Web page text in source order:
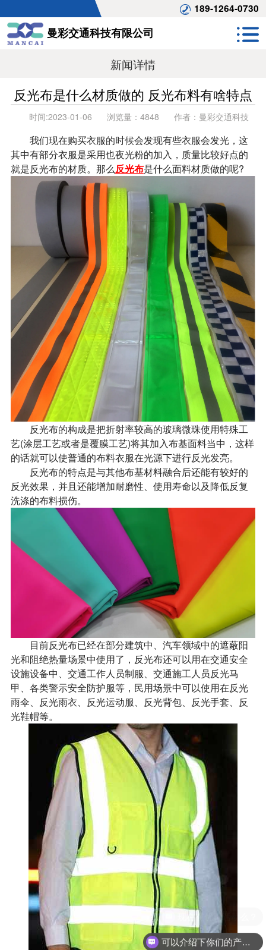
189-1264-0730
曼彩交通科技有限公司
新闻详情
反光布是什么材质做的 反光布料有啥特点
时间:2023-01-06 浏览量： 4848 作者： 曼彩交通科技
我们现在购买衣服的时候会发现有些衣服会发光，这
其中有部分衣服是采用也夜光粉的加入，质量比较好点的
就是反光布的材质。那么反光布是什么面料材质做的呢?
反光布的构成是把折射率较高的玻璃微珠使用特殊工
艺(涂层工艺或者是覆膜工艺)将其加入布基面料当中，这样
的话就可以使普通的布料衣服在光源下进行反光发亮。
反光布的特点是与其他布基材料融合后还能有较好的
反光效果，并且还能增加耐磨性、使用寿命以及降低反复
洗涤的布料损伤。
目前反光布已经在部分建筑中、汽车领域中的遮蔽阳
光和阻绝热量场景中使用了，反光布还可以用在交通安全
设施设备中、交通工作人员制服、交通施工人员反光马
甲、各类警示安全防护服等，民用场景中可以使用在反光
雨伞、反光雨衣、反光运动服、反光背包、反光手套、反
光鞋帽等。
可以介绍下你们的产品么？